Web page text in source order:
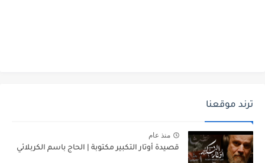
ترند موقعنا
منذ عام
قصيدة أوتار التكبير مكتوبة | الحاج باسم الكربلائي